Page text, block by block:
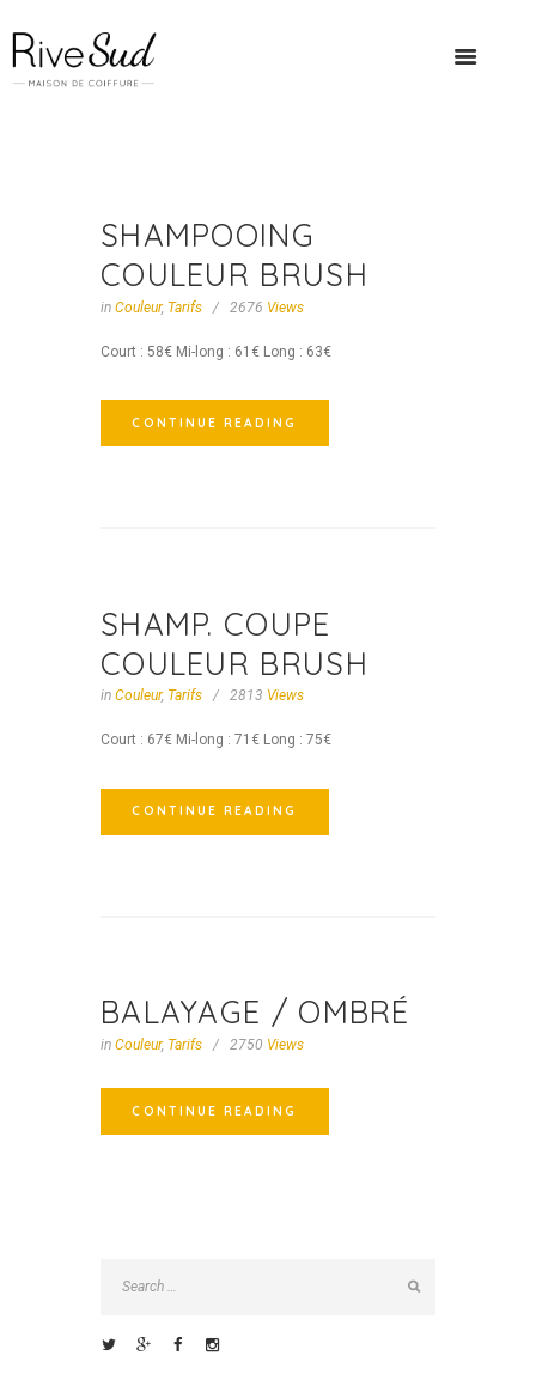
SHAMPOOING
COULEUR BRUSH
in Couleur, Tarifs 2676 Views
Court : 58€ Mi-long : 61€ Long : 63€
CONTINUE READING
SHAMP. COUPE
COULEUR BRUSH
in Couleur, Tarifs 2813 Views
Court : 67€ Mi-long : 71€ Long : 75€
CONTINUE READING
BALAYAGE / OMBRÉ
in Couleur, Tarifs 2750 Views
CONTINUE READING